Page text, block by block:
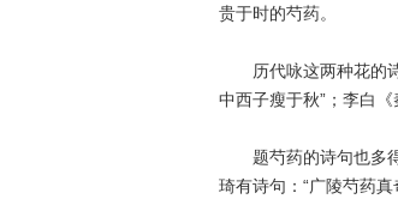
贵于时的芍药。
历代咏这两种花的诗
中西子瘦于秋”；李白
题芍药的诗句也多得
琦有诗句：“广陵芍药